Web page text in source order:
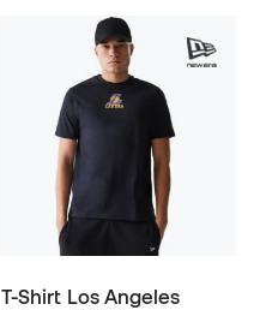
T-Shirt Los Angeles